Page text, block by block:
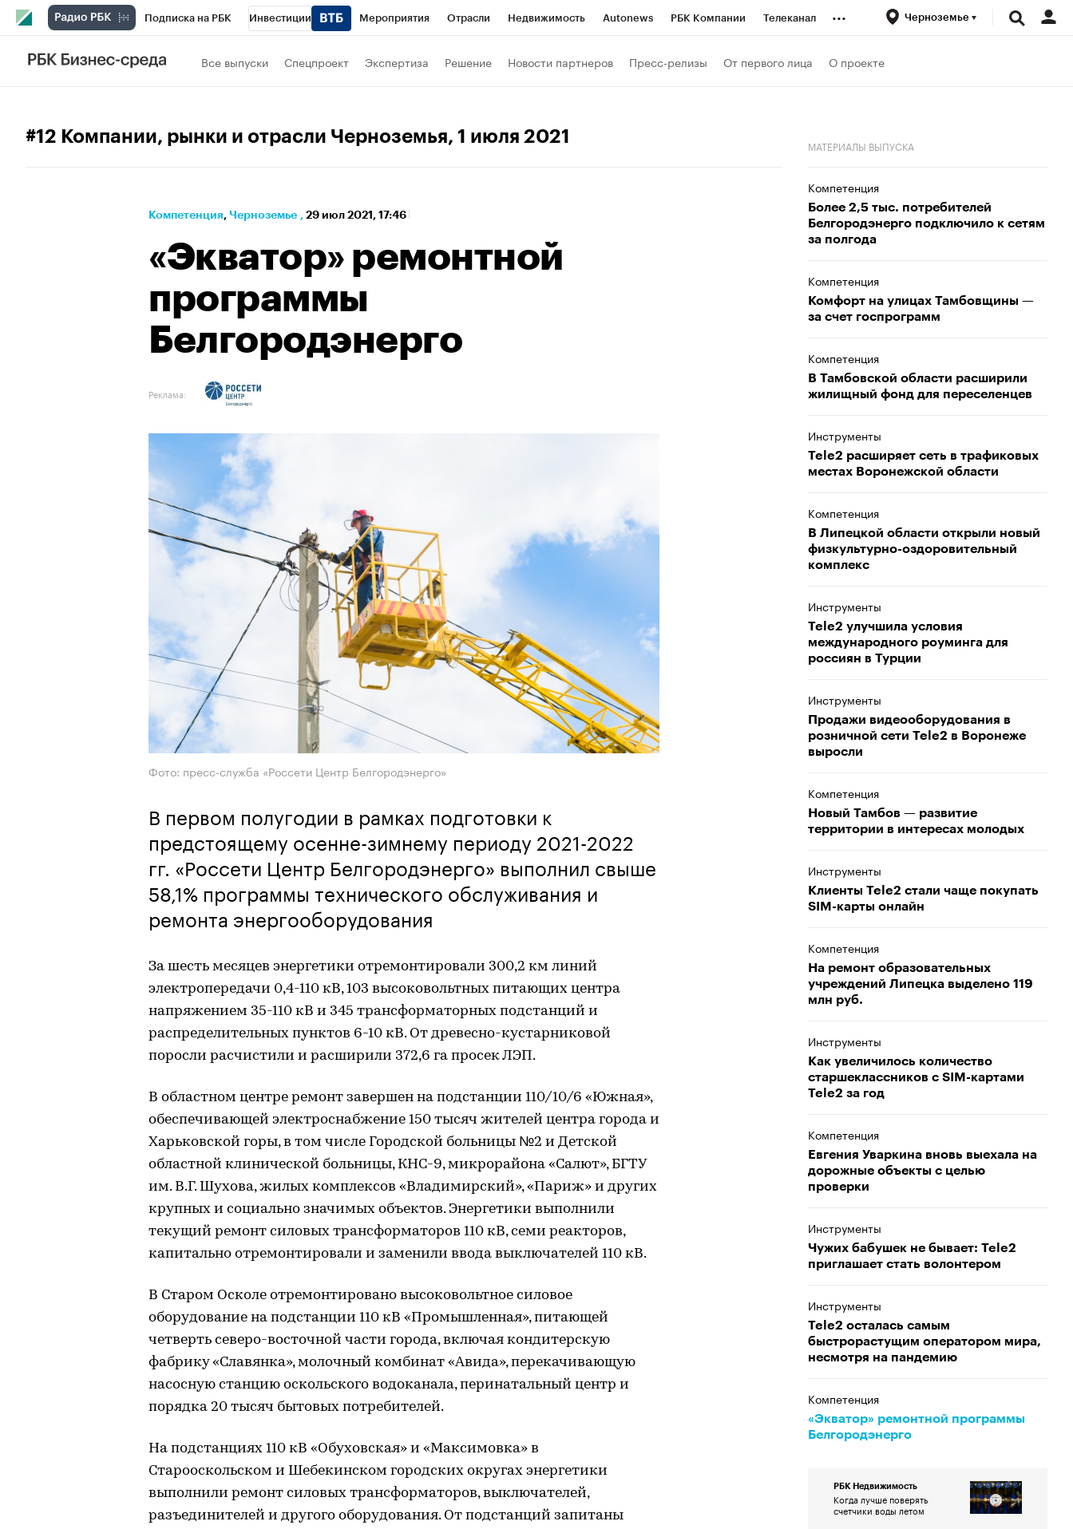
Подписка на РБК Инвестиции Мероприятия Отрасли Недвижимость Autonews РБК Компании Телеканал
РБК Вино
... Черноземье
Все выпуски Спецпроект Экспертиза Решение Новости партнеров Пресс-релизы От первого лица О проекте
#12 Компании, рынки и отрасли Черноземья, 1 июля 2021
Компетенция⁠, Черноземье , 29 июл 2021, 17:46
«Экватор» ремонтной
программы
Белгородэнерго
Реклама:
Фото: пресс-служба «Россети Центр Белгородэнерго»
В первом полугодии в рамках подготовки к
предстоящему осенне-зимнему периоду 2021-2022
гг. «Россети Центр Белгородэнерго» выполнил свыше
58,1% программы технического обслуживания и
ремонта энергооборудования
За шесть месяцев энергетики отремонтировали 300,2 км линий
электропередачи 0,4-110 кВ, 103 высоковольтных питающих центра
напряжением 35-110 кВ и 345 трансформаторных подстанций и
распределительных пунктов 6-10 кВ. От древесно-кустарниковой
поросли расчистили и расширили 372,6 га просек ЛЭП.
В областном центре ремонт завершен на подстанции 110/10/6 «Южная»,
обеспечивающей электроснабжение 150 тысяч жителей центра города и
Харьковской горы, в том числе Городской больницы №2 и Детской
областной клинической больницы, КНС-9, микрорайона «Салют», БГТУ
им. В.Г. Шухова, жилых комплексов «Владимирский», «Париж» и других
крупных и социально значимых объектов. Энергетики выполнили
текущий ремонт силовых трансформаторов 110 кВ, семи реакторов,
капитально отремонтировали и заменили ввода выключателей 110 кВ.
В Старом Осколе отремонтировано высоковольтное силовое
оборудование на подстанции 110 кВ «Промышленная», питающей
четверть северо-восточной части города, включая кондитерскую
фабрику «Славянка», молочный комбинат «Авида», перекачивающую
насосную станцию оскольского водоканала, перинатальный центр и
порядка 20 тысяч бытовых потребителей.
На подстанциях 110 кВ «Обуховская» и «Максимовка» в
Старооскольском и Шебекинском городских округах энергетики
выполнили ремонт силовых трансформаторов, выключателей,
разъединителей и другого оборудования. От подстанций запитаны
МАТЕРИАЛЫ ВЫПУСКА
Компетенция
Более 2,5 тыс. потребителей
Белгородэнерго подключило к сетям
за полгода
Компетенция
Комфорт на улицах Тамбовщины —
за счет госпрограмм
Компетенция
В Тамбовской области расширили
жилищный фонд для переселенцев
Инструменты
Tele2 расширяет сеть в трафиковых
местах Воронежской области
Компетенция
В Липецкой области открыли новый
физкультурно-оздоровительный
комплекс
Инструменты
Tele2 улучшила условия
международного роуминга для
россиян в Турции
Инструменты
Продажи видеооборудования в
розничной сети Tele2 в Воронеже
выросли
Компетенция
Новый Тамбов — развитие
территории в интересах молодых
Инструменты
Клиенты Tele2 стали чаще покупать
SIM-карты онлайн
Компетенция
На ремонт образовательных
учреждений Липецка выделено 119
млн руб.
Инструменты
Как увеличилось количество
старшеклассников с SIM-картами
Tele2 за год
Компетенция
Евгения Уваркина вновь выехала на
дорожные объекты с целью
проверки
Инструменты
Чужих бабушек не бывает: Tele2
приглашает стать волонтером
Инструменты
Tele2 осталась самым
быстрорастущим оператором мира,
несмотря на пандемию
Компетенция
«Экватор» ремонтной программы
Белгородэнерго
РБК Недвижимость
Когда лучше поверять
счетчики воды летом